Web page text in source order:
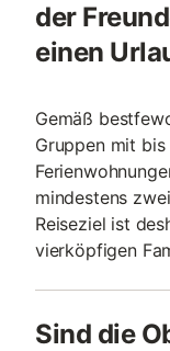
der
einen
Gemäß
Gruppen mit
mindestens
Reiseziel ist
vierköpfigen
Sind die